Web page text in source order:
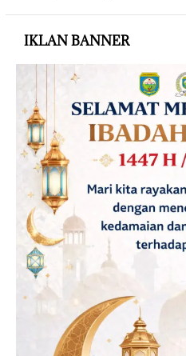
IKLAN BANNER